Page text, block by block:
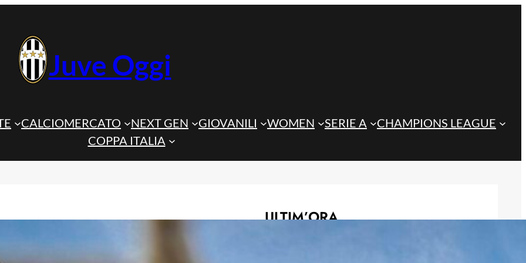
Juve Oggi
CALCIOMERCATO NEXT GEN GIOVANILI WOMEN SERIE A
CHAMPIONS LEAGUE
COPPA ITALIA
ULTIM’ORA